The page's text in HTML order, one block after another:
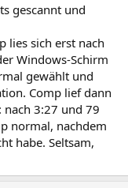
gescannt und
lies sich erst nach
Windows-Schirm
gewählt und
Comp lief dann
nach 3:27 und 79
normal, nachdem
habe. Seltsam,